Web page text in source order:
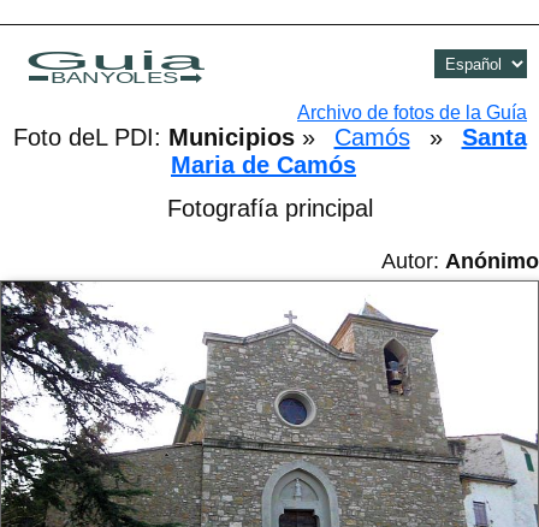
Guia
BANYOLES
Archivo de fotos de la Guía
Foto deL PDI: Municipios» Camós »
Santa
Maria de Camós
Fotografía principal
Autor: Anónimo